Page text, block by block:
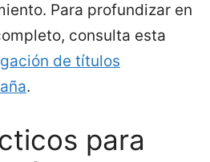
Para profundizar en
consulta esta
de títulos
.
para